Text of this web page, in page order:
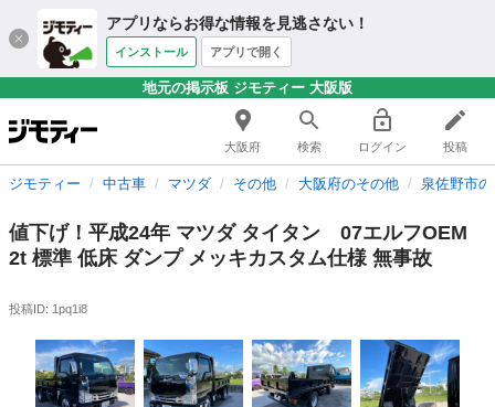
アプリならお得な情報を見逃さない！
インストール アプリで開く
地元の掲示板 ジモティー 大阪版
大阪府 検索 ログイン 投稿
ジモティー 中古車 マツダ その他 大阪府のその他 泉佐野市
値下げ！平成24年 マツダ タイタン 07エルフOEM
2t 標準 低床 ダンプ メッキカスタム仕様 無事故
投稿ID: 1pq1i8